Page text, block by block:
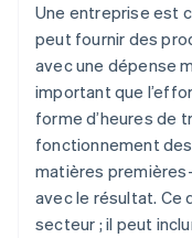
Une entreprise est
peut fournir des
avec une dépense
important que
forme d’heures de
fonctionnement
matières
avec le résultat. Ce
secteur ; il peut